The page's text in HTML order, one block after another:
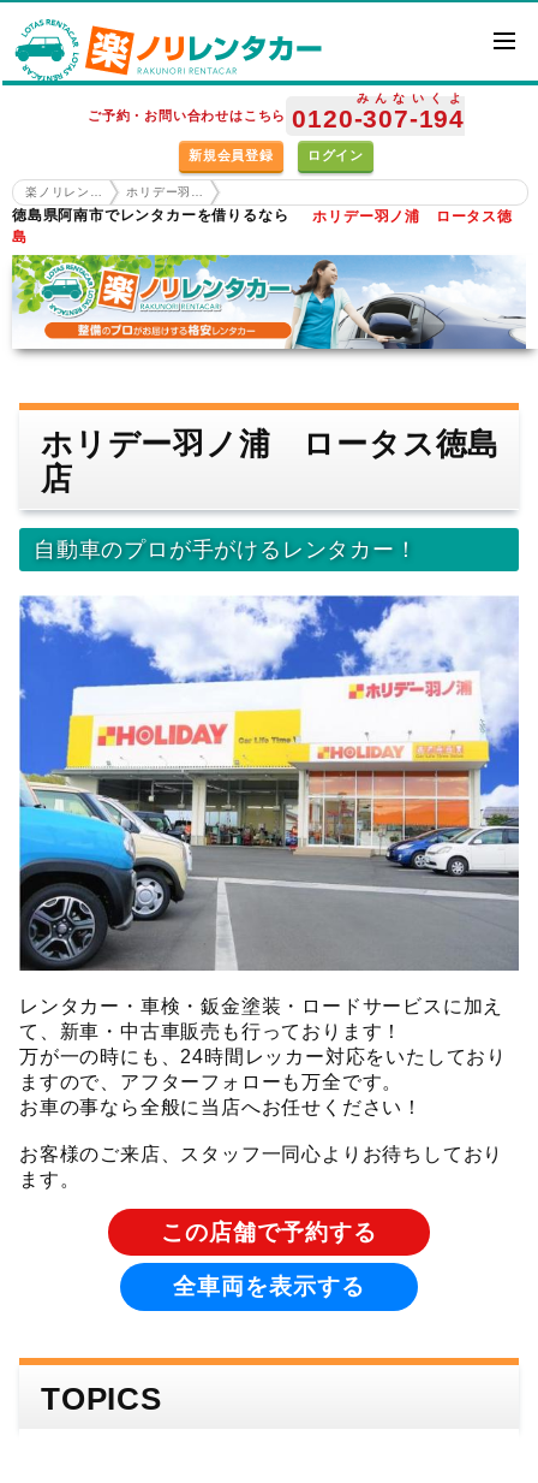
ご予約・お問い合わせはこちら 0120-307
みんな
-194
いくよ
新規会員登録 ログイン
楽ノリレンタカー ホーム ホリデー羽ノ浦 ロータス徳島店
徳島県阿南市でレンタカーを借りるなら
ホリデー羽ノ浦 ロータス徳
島
ホリデー羽ノ浦 ロータス徳島
店
自動車のプロが手がけるレンタカー！
レンタカー・車検・鈑金塗装・ロードサービスに加え
て、新車・中古車販売も行っております！
万が一の時にも、24時間レッカー対応をいたしており
ますので、アフターフォローも万全です。
お車の事なら全般に当店へお任せください！
お客様のご来店、スタッフ一同心よりお待ちしており
ます。
この店舗で予約する
全車両を表示する
TOPICS